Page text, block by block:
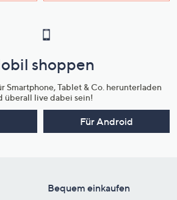
shoppen
Smartphone, Tablet & Co. herunterladen
überall live dabei sein!
Für Android
Bequem einkaufen